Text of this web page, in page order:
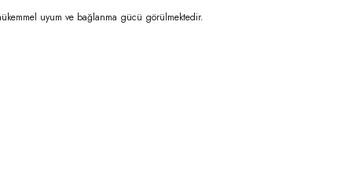
uyum ve bağlanma gücü görülmektedir.